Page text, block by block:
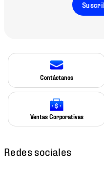
Contáctanos
Ventas Corporativas
Redes sociales